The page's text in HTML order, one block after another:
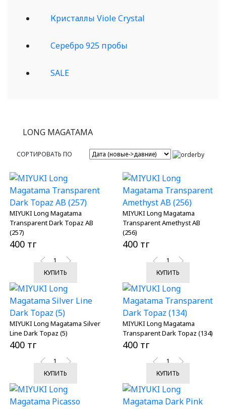
Кристаллы Viole Crystal
Серебро 925 пробы
SALE
LONG MAGATAMA
СОРТИРОВАТЬ ПО
MIYUKI Long Magatama
Transparent Dark Topaz AB
(257)
400 тг
КУПИТЬ
MIYUKI Long Magatama
Transparent Amethyst AB
(256)
400 тг
КУПИТЬ
MIYUKI Long Magatama Silver
Line Dark Topaz (5)
400 тг
КУПИТЬ
MIYUKI Long Magatama
Transparent Dark Topaz (134)
400 тг
КУПИТЬ